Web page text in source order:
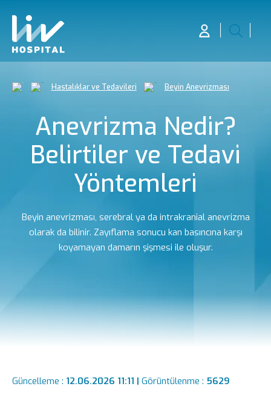
Hastalıklar ve Tedavileri Beyin Anevrizması
Anevrizma Nedir?
Belirtiler ve Tedavi
Yöntemleri
Beyin anevrizması, serebral ya da intrakranial anevrizma
olarak da bilinir. Zayıflama sonucu kan basıncına karşı
koyamayan damarın şişmesi ile oluşur.
Güncelleme : 12.06.2026 11:11 | Görüntülenme : 5629